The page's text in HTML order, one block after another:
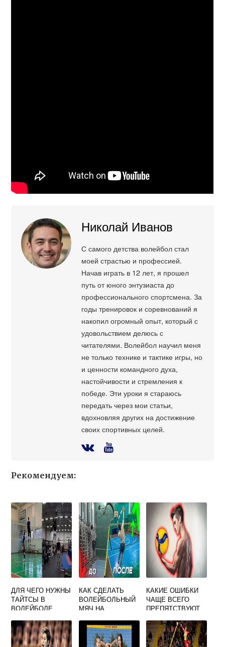
Николай Иванов
С самого детства волейбол стал
моей страстью и профессией.
Начав играть в 12 лет, я прошел
путь от юного энтузиаста до
профессионального спортсмена. За
годы тренировок и соревнований я
накопил огромный опыт, который с
удовольствием делюсь с
читателями. Волейбол научил меня
не только технике и тактике игры, но
и ценности командного духа,
настойчивости и стремления к
победе. Эти уроки я стараюсь
передать через мои статьи,
вдохновляя других на достижение
своих спортивных целей.
Рекомендуем:
ДЛЯ ЧЕГО НУЖНЫ
ТАЙТСЫ В
ВОЛЕЙБОЛЕ
КАК СДЕЛАТЬ
ВОЛЕЙБОЛЬНЫЙ
МЯЧ НА
КАКИЕ ОШИБКИ
ЧАЩЕ ВСЕГО
ПРЕПЯТСТВУЮТ
ПЕРЕДАЧЕ МЯЧА
В ВОЛЕЙБОЛЕ